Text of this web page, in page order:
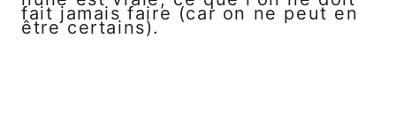
fait jamais faire (car on ne peut en
être certains).